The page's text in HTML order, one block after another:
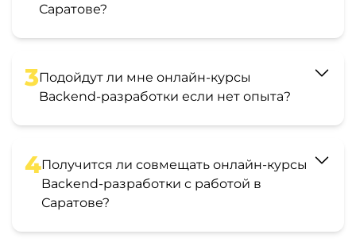
Саратове?
3Подойдут ли мне онлайн-курсы
Backend-разработки если нет опыта?
4Получится ли совмещать онлайн-курсы
Backend-разработки с работой в
Саратове?